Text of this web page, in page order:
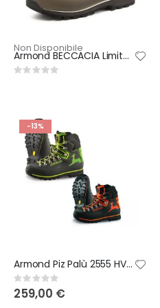
Non Disponibile
Armond BECCACIA Limited edition Scarponi da caccia
Rating:
-13%
Armond Piz Palù 2555 HV Scarpone da caccia
Rating:
0%
259,00 €